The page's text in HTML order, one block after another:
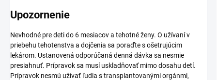
Upozornenie
Nevhodné pre deti do 6 mesiacov a tehotné ženy. O užívaní v
priebehu tehotenstva a dojčenia sa poraďte s ošetrujúcim
lekárom. Ustanovená odporúčaná denná dávka sa nesmie
presiahnuť. Prípravok sa musí uskladňovať mimo dosahu detí.
Prípravok nesmú užívať ľudia s transplantovanými orgánmi,